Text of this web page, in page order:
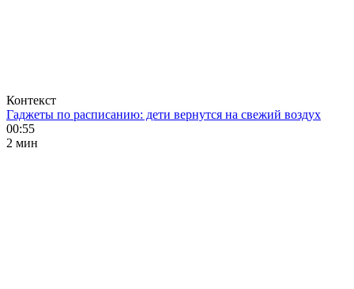
Контекст
Гаджеты по расписанию: дети вернутся на свежий воздух
00:55
2 мин